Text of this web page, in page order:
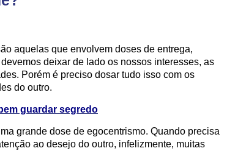
aquelas que envolvem doses de entrega,
deixar de lado os nossos interesses, as
Porém é preciso dosar tudo isso com os
do outro.
guardar segredo
grande dose de egocentrismo. Quando precisa
ao desejo do outro, infelizmente, muitas